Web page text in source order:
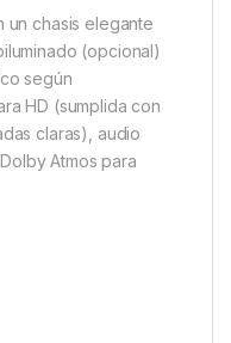
un chasis elegante
(opcional)
según
HD (sumplida con
claras), audio
Atmos para